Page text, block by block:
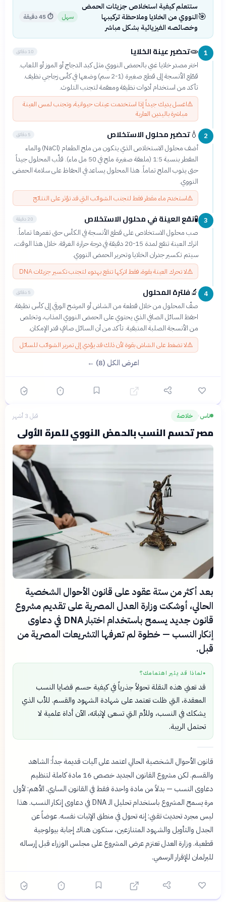
🎯
ستتعلم كيفية استخلاص جزيئات الحمض
النووي من الخلايا وملاحظة تركيبها
وخصائصه الفيزيائية بشكل مباشر
سهل ⏱45 دقيقة
1
🧫تحضير عينة الخلايا 10 دقائق
اختر مصدر خلايا غني بالحمض النووي مثل كبد الدجاج أو الموز أو اللعاب.
قطّع الأنسجة إلى قطع صغيرة (1-2 سم) وضعها في كأس زجاجي نظيف.
تأكد من استخدام أدوات نظيفة ومعقمة لتجنب التلوث.
⚠️اغسل يديك جيداً إذا استخدمت عينات حيوانية، وتجنب لمس العينة
مباشرة باليدين العارية
2
💧تحضير محلول الاستخلاص 5 دقائق
أضف محلول الاستخلاص الذي يتكون من ملح الطعام (NaCl) والماء
المقطر بنسبة 1:5 (ملعقة صغيرة ملح في 50 مل ماء). قلّب المحلول جيداً
حتى يذوب الملح تماماً. هذا المحلول يساعد في الحفاظ على سلامة الحمض
النووي.
⚠️استخدم ماء مقطر فقط لتجنب الشوائب التي قد تؤثر على النتائج
3
🧪نقع العينة في محلول الاستخلاص 20 دقيقة
صب محلول الاستخلاص على قطع الأنسجة في الكأس حتى تغمرها تماماً.
اترك العينة تنقع لمدة 15-20 دقيقة في درجة حرارة الغرفة. خلال هذا الوقت،
سيتم تكسير جدران الخلايا وتحرير الحمض النووي.
⚠️لا تحرك العينة بقوة، فقط اتركها تنقع بهدوء لتجنب تكسير جزيئات DNA
4
🔬فلترة المحلول 5 دقائق
صفّ المحلول من خلال قطعة من الشاش أو المرشح الورقي إلى كأس نظيفة.
احفظ السائل الصافي الذي يحتوي على الحمض النووي المذاب، وتخلص
من الأنسجة الصلبة المتبقية. تأكد من أن السائل صافٍ قدر الإمكان.
⚠️لا تضغط على الشاش بقوة لأن ذلك قد يؤدي إلى تمرير الشوائب للسائل
اعرض الكل (8) ←
ناس› خلاصة قبل 3 أشهر
مصر تحسم النسب بالحمض النووي للمرة الأولى
بعد أكثر من ستة عقود على قانون الأحوال الشخصية
الحالي، أوشكت وزارة العدل المصرية على تقديم مشروع
قانون جديد يسمح باستخدام اختبار DNA في دعاوى
إنكار النسب — خطوة لم تعرفها التشريعات المصرية من
قبل.
● لماذا قد يثير اهتمامك؟
قد تعني هذه النقلة تحولاً جذرياً في كيفية حسم قضايا النسب
المعقدة، التي ظلت تعتمد على شهادة الشهود والقسم. للأب الذي
يشكك في النسب، وللأم التي تسعى لإثباته، الآن أداة علمية لا
تحتمل الريبة.
قانون الأحوال الشخصية الحالي اعتمد على آليات قديمة جداً: الشاهد
والقسم. لكن مشروع القانون الجديد خصص 16 مادة كاملة لتنظيم
دعاوى النسب — بدلاً من مادة واحدة فقط في القانون الساري. الأهم: لأول
مرة يسمح المشروع باستخدام تحليل الـ DNA في دعاوى إنكار النسب. هذا
ليس مجرد تحديث تقني: إنه تحول في منطق الإثبات نفسه. عوضاً عن
الجدل والتأويل والشهود المتنازعين، ستكون هناك إجابة بيولوجية
قطعية. وزارة العدل تعتزم عرض المشروع على مجلس الوزراء قبل إرساله
للبرلمان للإقرار الرسمي.